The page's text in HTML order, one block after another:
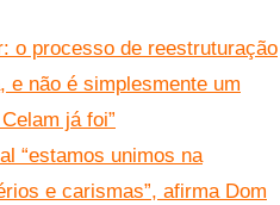
o processo de reestruturação
e não é simplesmente um
já foi”
“estamos unimos na
e carismas”, afirma Dom